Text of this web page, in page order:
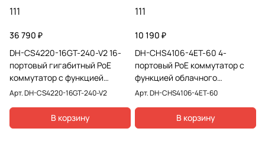
111
36 790 ₽
DH-CS4220-16GT-240-V2 16-
портовый гигабитный PoE
коммутатор с функцией
облачного управления
Арт.DH-CS4220-16GT-240-V2
В корзину
111
10 190 ₽
DH-CHS4106-4ET-60 4-
портовый PoE коммутатор с
функцией облачного
управления
Арт.DH-CHS4106-4ET-60
В корзину